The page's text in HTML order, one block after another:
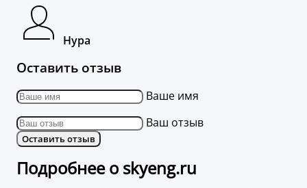
Нура
Оставить отзыв
Ваше имя
Ваш отзыв
Оставить отзыв
Подробнее о skyeng.ru